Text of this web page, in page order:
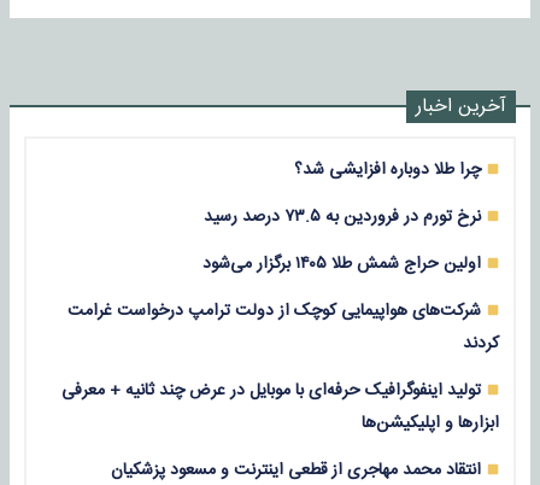
آخرین اخبار
چرا طلا دوباره افزایشی شد؟
نرخ تورم در فروردین به ۷۳.۵ درصد رسید
اولین حراج شمش طلا ۱۴۰۵ برگزار می‌شود
شرکت‌های هواپیمایی کوچک از دولت ترامپ درخواست غرامت
کردند
تولید اینفوگرافیک حرفه‌ای با موبایل در عرض چند ثانیه + معرفی
ابزارها و اپلیکیشن‌ها
انتقاد محمد مهاجری از قطعی اینترنت و مسعود پزشکیان